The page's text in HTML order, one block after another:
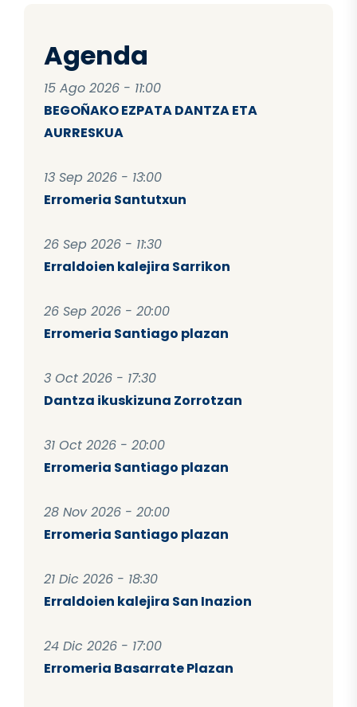
Agenda
15 Ago 2026 - 11:00
BEGOÑAKO EZPATA DANTZA ETA
AURRESKUA
13 Sep 2026 - 13:00
Erromeria Santutxun
26 Sep 2026 - 11:30
Erraldoien kalejira Sarrikon
26 Sep 2026 - 20:00
Erromeria Santiago plazan
3 Oct 2026 - 17:30
Dantza ikuskizuna Zorrotzan
31 Oct 2026 - 20:00
Erromeria Santiago plazan
28 Nov 2026 - 20:00
Erromeria Santiago plazan
21 Dic 2026 - 18:30
Erraldoien kalejira San Inazion
24 Dic 2026 - 17:00
Erromeria Basarrate Plazan